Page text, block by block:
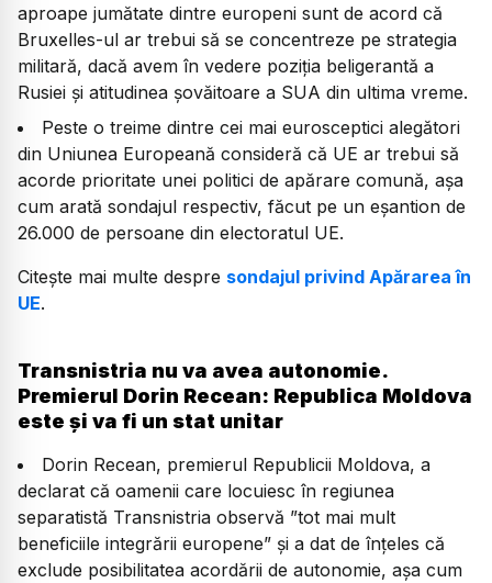
aproape jumătate dintre europeni sunt de acord că
Bruxelles-ul ar trebui să se concentreze pe strategia
militară, dacă avem în vedere poziția beligerantă a
Rusiei și atitudinea șovăitoare a SUA din ultima vreme.
Peste o treime dintre cei mai eurosceptici alegători
din Uniunea Europeană consideră că UE ar trebui să
acorde prioritate unei politici de apărare comună, așa
cum arată sondajul respectiv, făcut pe un eșantion de
26.000 de persoane din electoratul UE.
Citește mai multe despre sondajul privind Apărarea în
UE.
Transnistria nu va avea autonomie.
Premierul Dorin Recean: Republica Moldova
este și va fi un stat unitar
Dorin Recean, premierul Republicii Moldova, a
declarat că oamenii care locuiesc în regiunea
separatistă Transnistria observă ”tot mai mult
beneficiile integrării europene” și a dat de înțeles că
exclude posibilitatea acordării de autonomie, așa cum